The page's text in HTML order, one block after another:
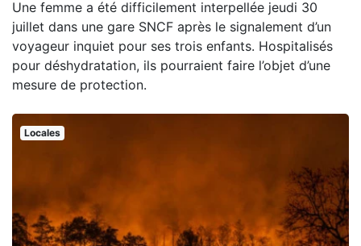
Une femme a été difficilement interpellée jeudi 30
juillet dans une gare SNCF après le signalement d’un
voyageur inquiet pour ses trois enfants. Hospitalisés
pour déshydratation, ils pourraient faire l’objet d’une
mesure de protection.
Locales